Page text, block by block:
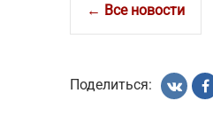
← Все новости
Поделиться: